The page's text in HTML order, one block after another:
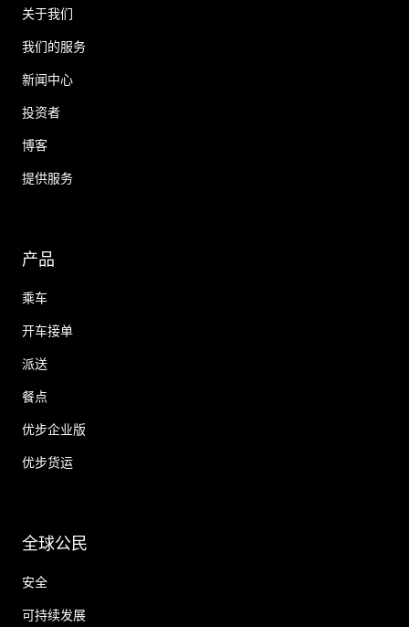
关于我们
我们的服务
新闻中心
投资者
博客
提供服务
产品
乘车
开车接单
派送
餐点
优步企业版
优步货运
全球公民
安全
可持续发展